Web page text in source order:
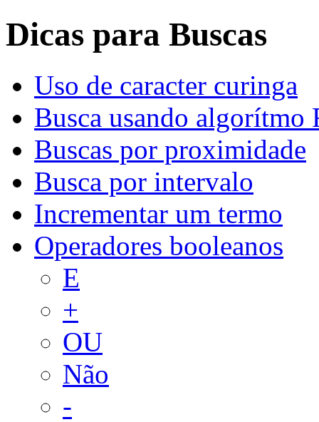
Dicas para Buscas
Uso de caracter curinga
Busca usando algorítmo
Buscas por proximidade
Busca por intervalo
Incrementar um termo
Operadores booleanos
E
+
OU
Não
-